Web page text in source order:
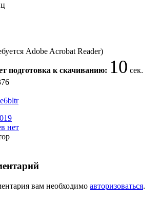
Adobe Acrobat Reader)
подготовка к скачиванию: 10 сек.
нет
вам необходимо авторизоваться.